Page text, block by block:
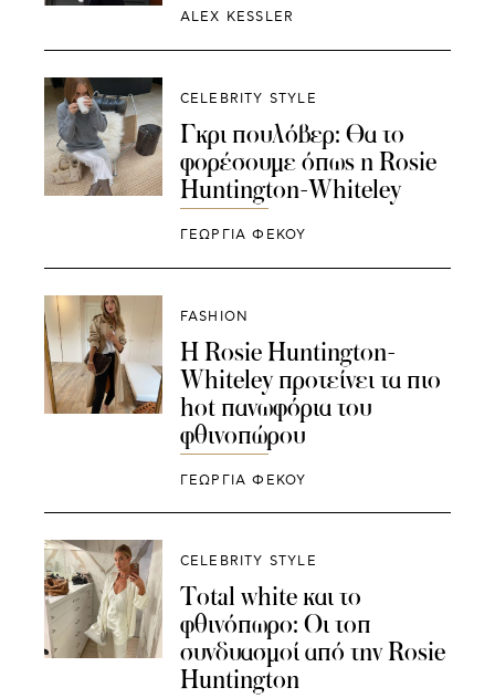
ALEX KESSLER
CELEBRITY STYLE
Γκρι πουλόβερ: Θα το
φορέσουμε όπως η Rosie
Huntington-Whiteley
ΓΕΩΡΓΙΑ ΦΕΚΟΥ
FASHION
Η Rosie Huntington-
Whiteley προτείνει τα πιο
hot πανωφόρια του
φθινοπώρου
ΓΕΩΡΓΙΑ ΦΕΚΟΥ
CELEBRITY STYLE
Total white και το
φθινόπωρο: Οι τοπ
συνδυασμοί από την Rosie
Huntington